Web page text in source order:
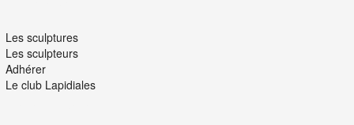
Les sculptures
Les sculpteurs
Adhérer
Le club Lapidiales